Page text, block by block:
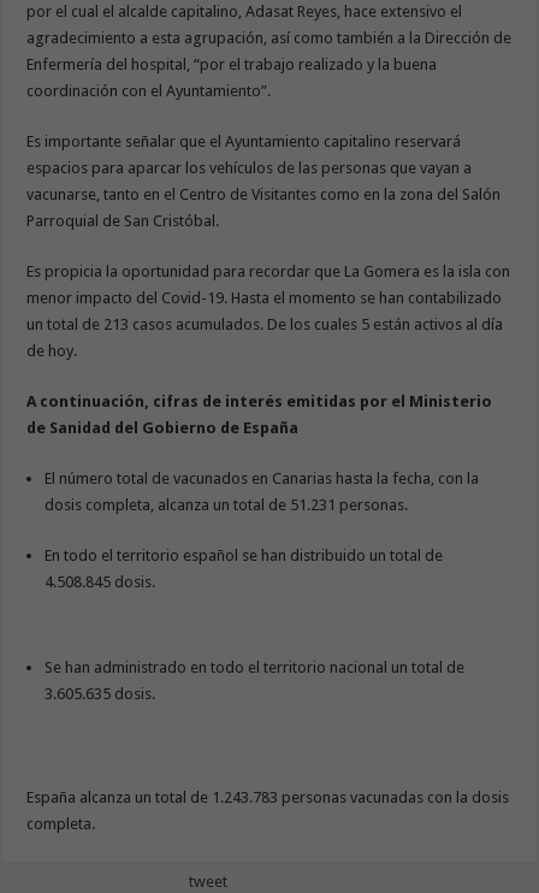
por el cual el alcalde capitalino, Adasat Reyes, hace extensivo el
agradecimiento a esta agrupación, así como también a la Dirección de
Enfermería del hospital, “por el trabajo realizado y la buena
coordinación con el Ayuntamiento”.
Es importante señalar que el Ayuntamiento capitalino reservará
espacios para aparcar los vehículos de las personas que vayan a
vacunarse, tanto en el Centro de Visitantes como en la zona del Salón
Parroquial de San Cristóbal.
Es propicia la oportunidad para recordar que La Gomera es la isla con
menor impacto del Covid-19. Hasta el momento se han contabilizado
un total de 213 casos acumulados. De los cuales 5 están activos al día
de hoy.
A continuación, cifras de interés emitidas por el Ministerio
de Sanidad del Gobierno de España
El número total de vacunados en Canarias hasta la fecha, con la
dosis completa, alcanza un total de 51.231 personas.
En todo el territorio español se han distribuido un total de
4.508.845 dosis.
Se han administrado en todo el territorio nacional un total de
3.605.635 dosis.
España alcanza un total de 1.243.783 personas vacunadas con la dosis
completa.
tweet